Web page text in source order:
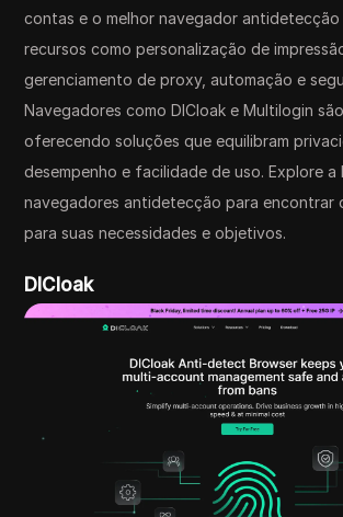
contas e o melhor navegador
recursos como personalização de
gerenciamento de proxy, automação e
Navegadores como DICloak e Multilogin
oferecendo soluções que equilibram
desempenho e facilidade de uso. Explore a
navegadores antidetecção para encontrar
para suas necessidades e objetivos.
DICloak